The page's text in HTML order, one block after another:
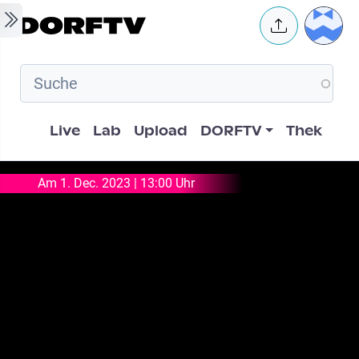
Skip to main content User
Hauptnavigation
Live Lab Upload DORFTV Thek
Am 1. Dec. 2023 | 13:00 Uhr